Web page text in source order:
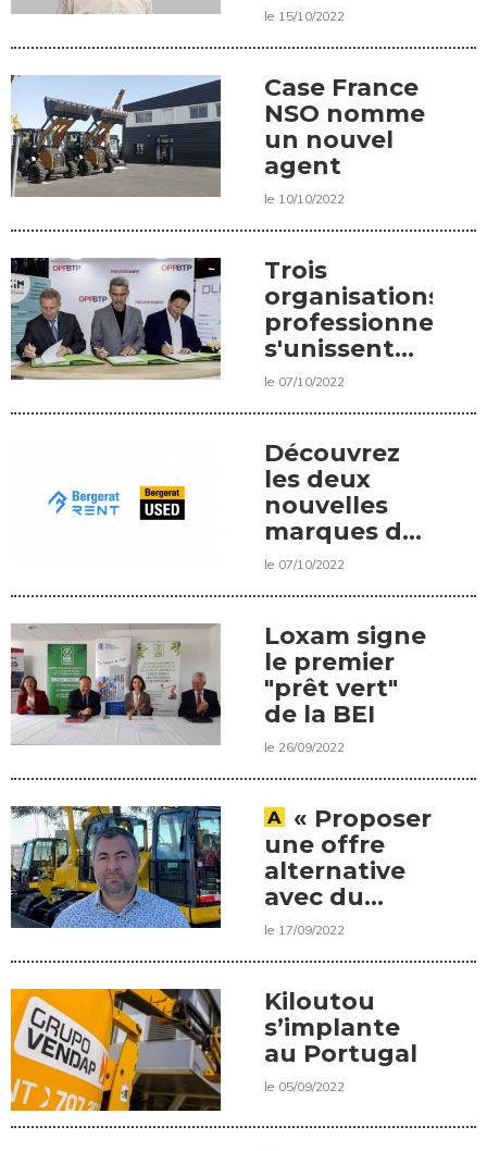
le 15/10/2022
Case France
NSO nomme
un nouvel
agent
le 10/10/2022
Trois
organisations
professionnelles
s'unissent
pour offrir
du BTP de
meilleures
conditions
d’hygiène
sur les
le 07/10/2022
Découvrez
les deux
nouvelles
marques de
Bergerat
le 07/10/2022
Loxam signe
le premier
"prêt vert"
de la BEI
le 26/09/2022
« Proposer
une offre
alternative
avec du
matériel de
Nicolas Tey,
directeur de
Codiloc
le 17/09/2022
Kiloutou
s’implante
au Portugal
le 05/09/2022